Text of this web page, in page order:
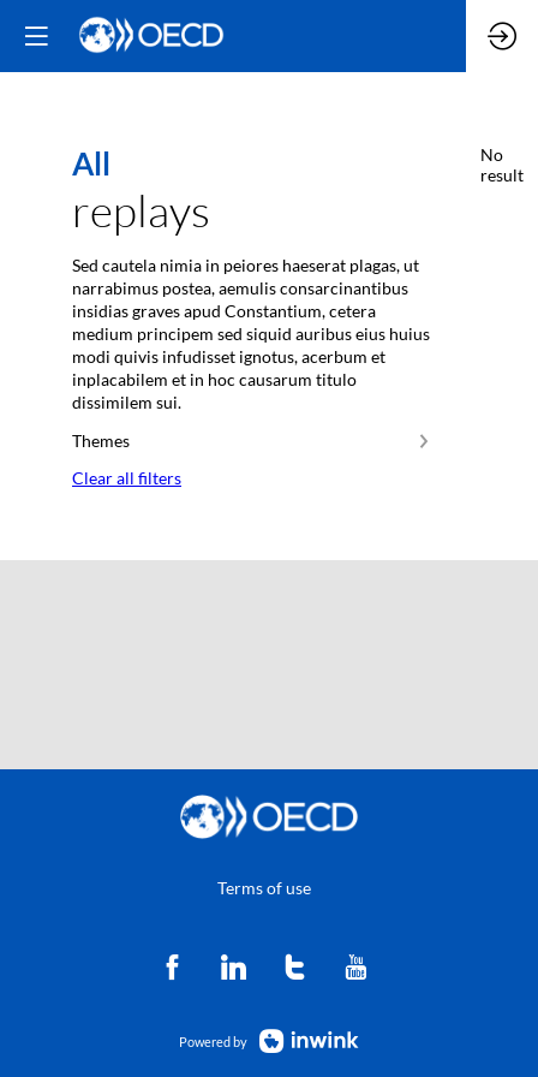
All
replays
Sed cautela nimia in peiores haeserat plagas, ut
narrabimus postea, aemulis consarcinantibus
insidias graves apud Constantium, cetera
medium principem sed siquid auribus eius huius
modi quivis infudisset ignotus, acerbum et
inplacabilem et in hoc causarum titulo
dissimilem sui.
Themes
Clear all filters
No
result
Terms of use
Powered by